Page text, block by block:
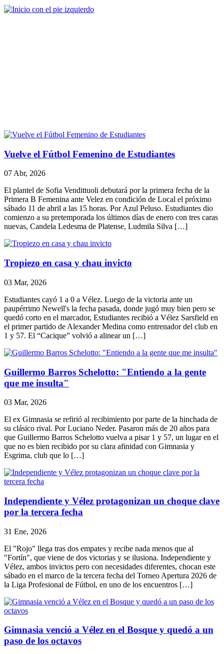
Vuelve el Fútbol Femenino de Estudiantes
07 Abr, 2026
El plantel de Sofia Vendittuoli debutará por la primera fecha de la
Primera B Femenina ante Velez en condición de Local el próximo
sábado 11 de abril a las 15 horas. Por Azul Peluso. Estudiantes dio
comienzo a su pretemporada los últimos días de enero con tres caras
nuevas, Candela Ledesma de Platense, Ludmila Silva […]
Tropiezo en casa y chau invicto
03 Mar, 2026
Estudiantes cayó 1 a 0 a Vélez. Luego de la victoria ante un
paupérrimo Newell's la fecha pasada, donde jugó muy bien pero se
quedó corto en el marcador, Estudiantes recibió a Vélez Sarsfield en
el primer partido de Alexander Medina como entrenador del club en
1 y 57. El “Cacique” volvió a alinear un […]
Guillermo Barros Schelotto: "Entiendo a la gente
que me insulta"
03 Mar, 2026
El ex Gimnasia se refirió al recibimiento por parte de la hinchada de
su clásico rival. Por Luciano Neder. Pasaron más de 20 años para
que Guillermo Barros Schelotto vuelva a pisar 1 y 57, un lugar en el
que no es bien recibido por su clara afinidad con Gimnasia y
Esgrima, club que lo […]
Independiente y Vélez protagonizan un choque clave
por la tercera fecha
31 Ene, 2026
El "Rojo" llega tras dos empates y recibe nada menos que al
"Fortín", que viene de dos victorias y se ilusiona. Independiente y
Vélez, ambos invictos pero con necesidades diferentes, chocan este
sábado en el marco de la tercera fecha del Torneo Apertura 2026 de
la Liga Profesional de Fútbol, en uno de los encuentros […]
Gimnasia venció a Vélez en el Bosque y quedó a un
paso de los octavos